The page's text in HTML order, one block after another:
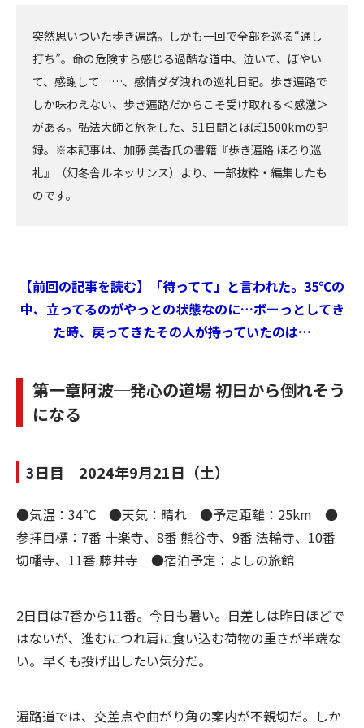
突然思いついた歩き遍路。しかも一回で全部を巡る“通し
打ち”。命の危険すら感じる過酷な道中、泣いて、ぼやい
て、感謝して……、感情ダダ洩れの巡礼日記。歩き遍路で
しか味わえない、歩き遍路だからこそ受け取れる＜感激＞
がある。――弘法大師と旅をした、51日間とほぼ1500kmの記
録。※本記事は、加藤 美香氏の書籍『歩き遍路 ほろり巡
礼』（幻冬舎ルネッサンス）より、一部抜粋・編集したも
のです。
【前回の記事を読む】「待ってて」と言われた。35℃の
中、立ってるのがやっとの状態なのに…ボーっとしてき
た時、戻ってきたその人が持っていたのは…
第一章阿波─発心の道場 初日から倒れそう
になる
3日目 2024年9月21日（土）
●気温：34℃ ●天気：晴れ ●予定距離：25km ●
参拝目標：7番 十楽寺、8番 熊谷寺、9番 法輪寺、10番
切幡寺、11番 藤井寺 ●宿泊予定：よしの旅館
2日目は7番から11番。今日も暑い。日差しは昨日ほどで
はないが、進むにつれ肩に食い込む荷物の重さが半端な
い。早くも投げ出したい気分だ。
遍路道では、交差点や曲がり角の案内が不親切だ。しか